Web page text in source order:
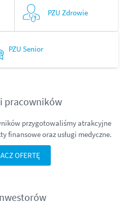
PZU Zdrowie
PZU Senior
pracowników
przygotowaliśmy atrakcyjne
finansowe oraz usługi medyczne.
OFERTĘ